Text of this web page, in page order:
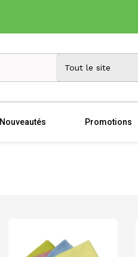
Nouveautés Promotions